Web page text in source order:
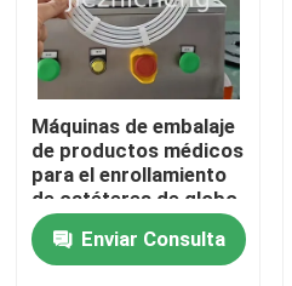
Máquinas de embalaje
de productos médicos
para el enrollamiento
de catéteres de globo
de HDPE
Enviar Consulta